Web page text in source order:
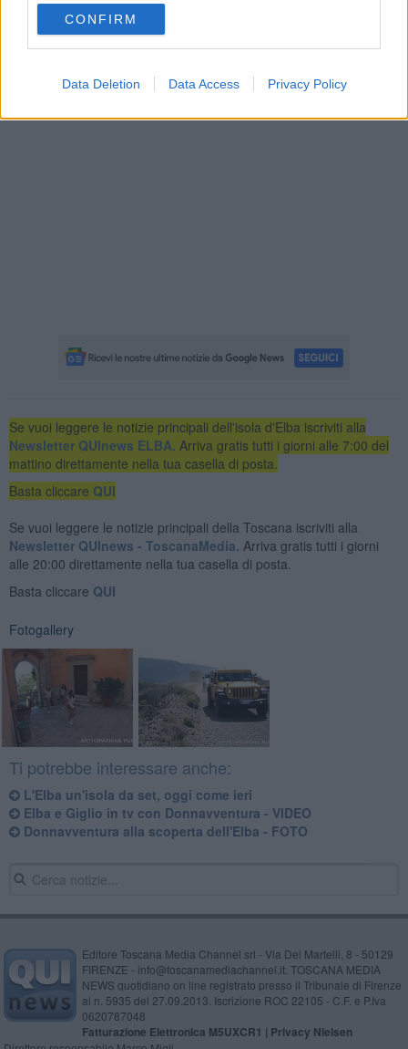
CONFIRM
Data Deletion Data Access Privacy Policy
Qua sotto è visibile l'anteprima video della trasmissione.
Se vuoi leggere le notizie principali dell'isola d'Elba iscriviti alla
Newsletter QUInews ELBA. Arriva gratis tutti i giorni alle 7:00 del
mattino direttamente nella tua casella di posta.
Basta cliccare QUI
Se vuoi leggere le notizie principali della Toscana iscriviti alla
Newsletter QUInews - ToscanaMedia. Arriva gratis tutti i giorni
alle 20:00 direttamente nella tua casella di posta.
Basta cliccare QUI
Fotogallery
Ti potrebbe interessare anche:
L'Elba un'isola da set, oggi come ieri
Elba e Giglio in tv con Donnavventura - VIDEO
Donnavventura alla scoperta dell'Elba - FOTO
Editore Toscana Media Channel srl - Via Dei Martelli, 8 - 50129
FIRENZE - info@toscanamediachannel.it. TOSCANA MEDIA
NEWS quotidiano on line registrato presso il Tribunale di Firenze
al n. 5935 del 27.09.2013. Iscrizione ROC 22105 - C.F. e P.Iva
0620787048
Fatturazione Elettronica M5UXCR1 | Privacy Nielsen